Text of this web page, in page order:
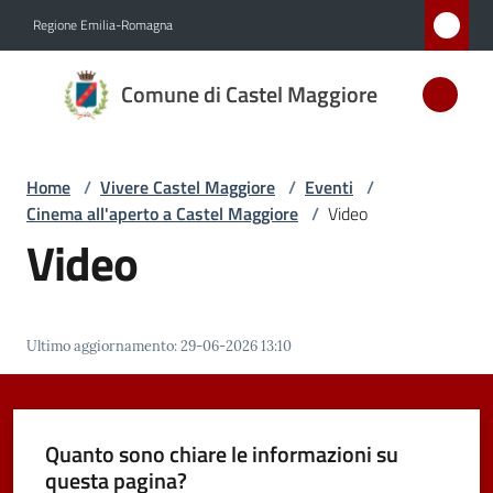
Regione Emilia-Romagna
Comune di Castel Maggiore
Comune
di Castel
D'ARGENTO
AL MERITO
CIVILE
Amministrazione
Novità
Servizi
Home / Vivere Castel Maggiore / Eventi /
Cinema all'aperto a Castel Maggiore / Video
Video
Ultimo aggiornamento:29-06-2026 13:10
Quanto sono chiare le informazioni su
questa pagina?